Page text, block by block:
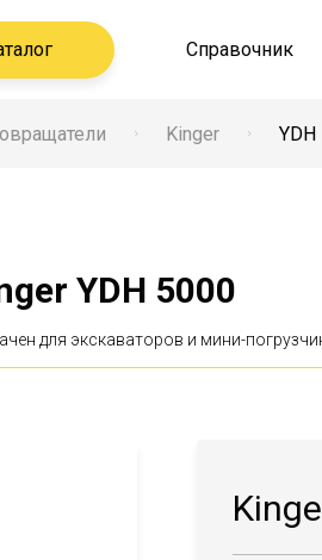
Справочник
Kinger
YDH 5000
для экскаваторов и мини-